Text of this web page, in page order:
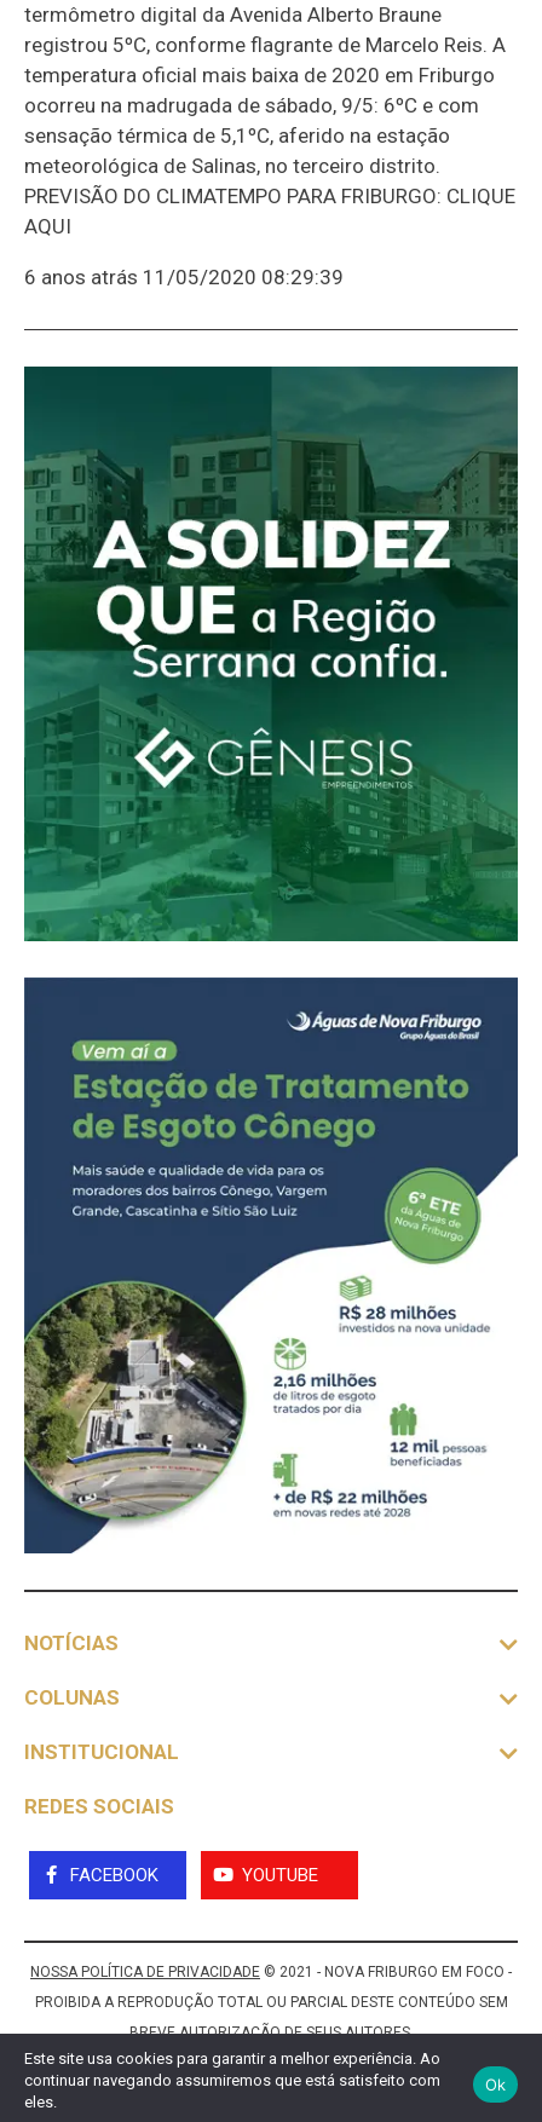
termômetro digital da Avenida Alberto Braune
registrou 5ºC, conforme flagrante de Marcelo Reis. A
temperatura oficial mais baixa de 2020 em Friburgo
ocorreu na madrugada de sábado, 9/5: 6ºC e com
sensação térmica de 5,1ºC, aferido na estação
meteorológica de Salinas, no terceiro distrito.
PREVISÃO DO CLIMATEMPO PARA FRIBURGO: CLIQUE
AQUI
6 anos atrás 11/05/2020 08:29:39
NOTÍCIAS
COLUNAS
INSTITUCIONAL
REDES SOCIAIS
FACEBOOK YOUTUBE
NOSSA POLÍTICA DE PRIVACIDADE © 2021 - NOVA FRIBURGO EM FOCO -
PROIBIDA A REPRODUÇÃO TOTAL OU PARCIAL DESTE CONTEÚDO SEM
BREVE AUTORIZAÇÃO DE SEUS AUTORES.
Este site usa cookies para garantir a melhor experiência. Ao
continuar navegando assumiremos que está satisfeito com
eles.
Ok